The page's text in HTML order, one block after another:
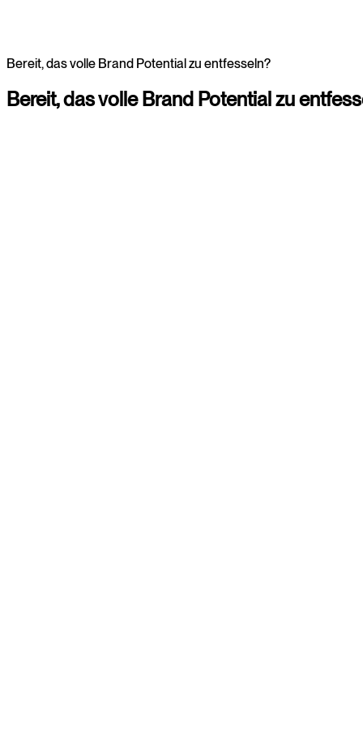
Bereit, das volle Brand Potential zu entfesseln?
Bereit,dasvolle Brand Potential zu